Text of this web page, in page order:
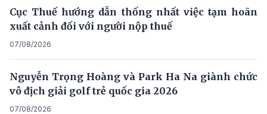
Cục Thuế hướng dẫn thống nhất việc tạm hoãn
xuất cảnh đối với người nộp thuế
07/08/2026
Nguyễn Trọng Hoàng và Park Ha Na giành chức
vô địch giải golf trẻ quốc gia 2026
07/08/2026